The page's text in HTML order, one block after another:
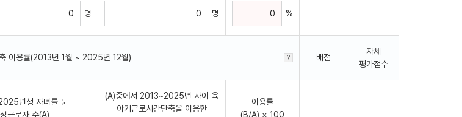
명 명 %
이용률(2013년 1월 ~ 2025년 12월) 배점
자체
평가점수
년생 자녀를 둔
근로자 수(A)
(A)중에서 2013~2025년 사이 육
아기근로시간단축을 이용한
이용률
(B/A) × 100